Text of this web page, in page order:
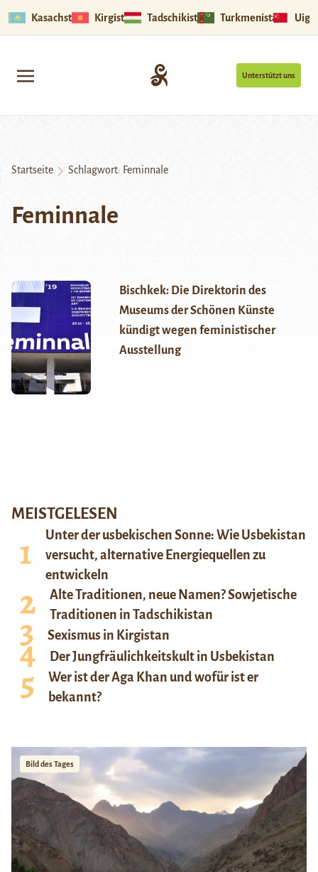
Kasachstan Kirgistan Tadschikistan Turkmenistan
Unterstützt uns
Startseite Schlagwort: Feminnale
Feminnale
Bischkek: Die Direktorin des
Museums der Schönen Künste
kündigt wegen feministischer
Ausstellung
MEISTGELESEN
Unter der usbekischen Sonne: Wie Usbekistan
versucht, alternative Energiequellen zu
entwickeln
Alte Traditionen, neue Namen? Sowjetische
Traditionen in Tadschikistan
Sexismus in Kirgistan
Der Jungfräulichkeitskult in Usbekistan
Wer ist der Aga Khan und wofür ist er
bekannt?
Bild des Tages